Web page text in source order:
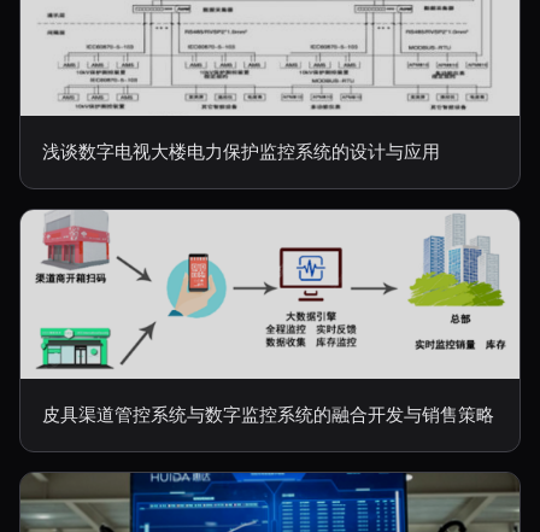
浅谈数字电视大楼电力保护监控系统的设计与应用
皮具渠道管控系统与数字监控系统的融合开发与销售策略